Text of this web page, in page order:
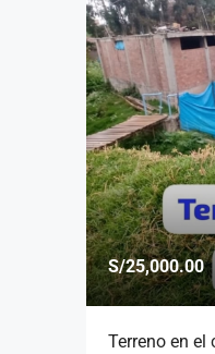
S/25,000.00
Terreno en el